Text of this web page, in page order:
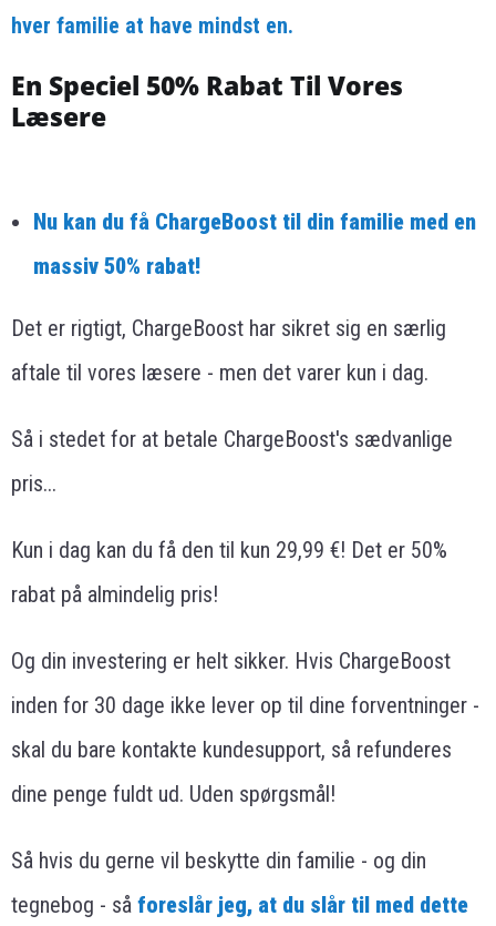
hver familie at have mindst en.
En Speciel 50% Rabat Til Vores
Læsere
Nu kan du få ChargeBoost til din familie med en
massiv 50% rabat!
Det er rigtigt, ChargeBoost har sikret sig en særlig
aftale til vores læsere - men det varer kun i dag.
Så i stedet for at betale ChargeBoost's sædvanlige
pris...
Kun i dag kan du få den til kun 29,99 €! Det er 50%
rabat på almindelig pris!
Og din investering er helt sikker. Hvis ChargeBoost
inden for 30 dage ikke lever op til dine forventninger -
skal du bare kontakte kundesupport, så refunderes
dine penge fuldt ud. Uden spørgsmål!
Så hvis du gerne vil beskytte din familie - og din
tegnebog - så foreslår jeg, at du slår til med dette